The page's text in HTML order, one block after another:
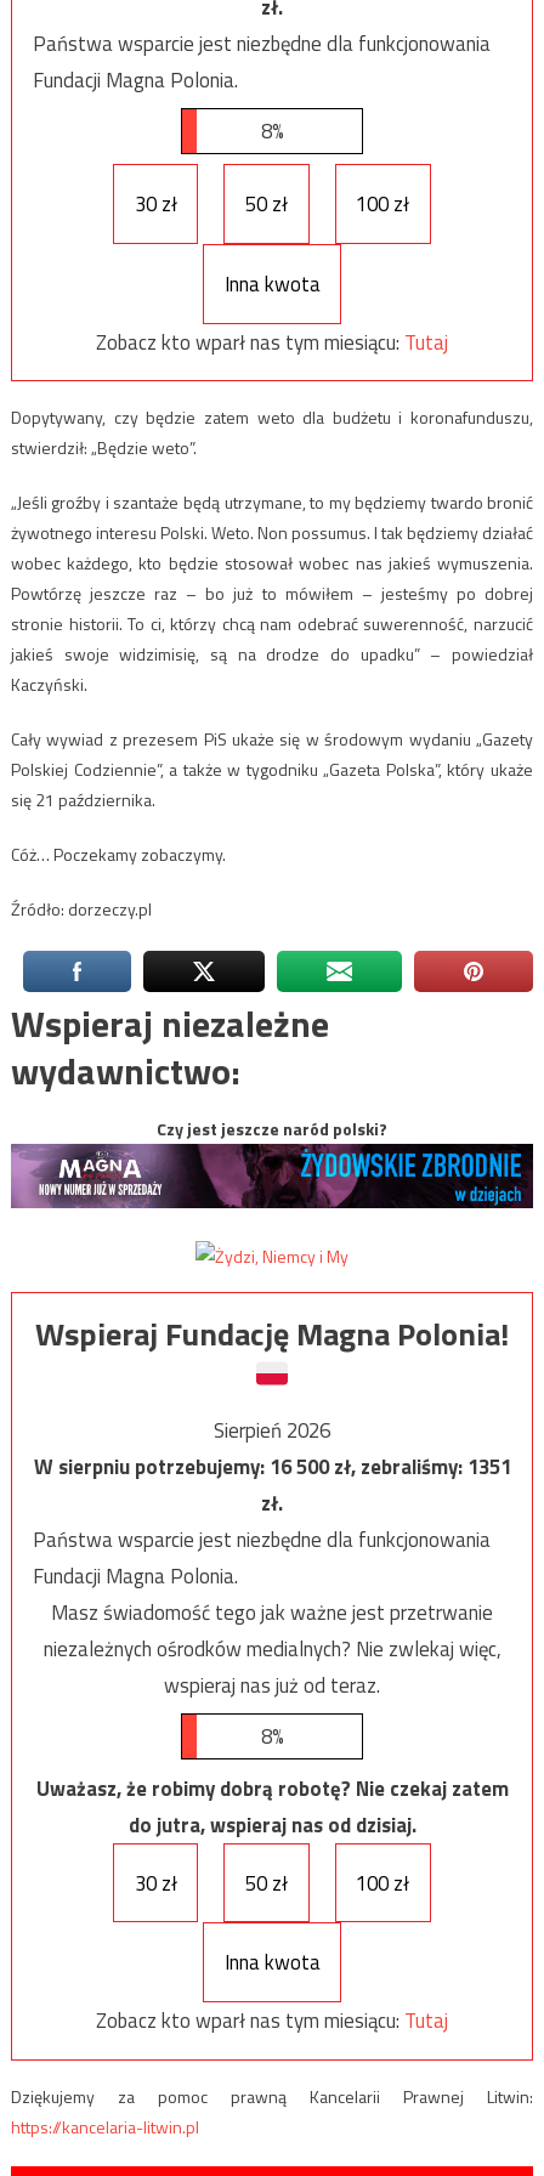
zł.
Państwa wsparcie jest niezbędne dla funkcjonowania
Fundacji Magna Polonia.
8%
30 zł 50 zł 100 zł
Inna kwota
Zobacz kto wparł nas tym miesiącu: Tutaj
Dopytywany, czy będzie zatem weto dla budżetu i koronafunduszu,
stwierdził: „Będzie weto”.
„Jeśli groźby i szantaże będą utrzymane, to my będziemy twardo bronić
żywotnego interesu Polski. Weto. Non possumus. I tak będziemy działać
wobec każdego, kto będzie stosował wobec nas jakieś wymuszenia.
Powtórzę jeszcze raz – bo już to mówiłem – jesteśmy po dobrej
stronie historii. To ci, którzy chcą nam odebrać suwerenność, narzucić
jakieś swoje widzimisię, są na drodze do upadku” – powiedział
Kaczyński.
Cały wywiad z prezesem PiS ukaże się w środowym wydaniu „Gazety
Polskiej Codziennie”, a także w tygodniku „Gazeta Polska”, który ukaże
się 21 października.
Cóż… Poczekamy zobaczymy.
Źródło: dorzeczy.pl
Wspieraj niezależne
wydawnictwo:
Czy jest jeszcze naród polski?
Wspieraj Fundację Magna Polonia!
Sierpień 2026
W sierpniu potrzebujemy:16 500zł, zebraliśmy:1351
zł.
Państwa wsparcie jest niezbędne dla funkcjonowania
Fundacji Magna Polonia.
Masz świadomość tego jak ważne jest przetrwanie
niezależnych ośrodków medialnych? Nie zwlekaj więc,
wspieraj nas już od teraz.
8%
Uważasz, że robimy dobrą robotę? Nie czekaj zatem
do jutra, wspieraj nas od dzisiaj.
30 zł
50 zł 100 zł
Inna kwota
Zobacz kto wparł nas tym miesiącu: Tutaj
Dziękujemy za pomoc prawną Kancelarii Prawnej Litwin:
https://kancelaria-litwin.pl